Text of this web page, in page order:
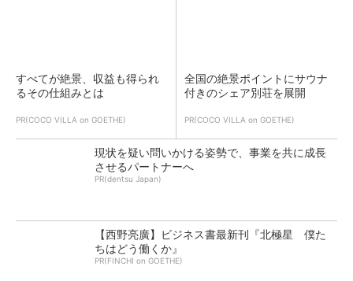
すべてが絶景、収益も得られ
るその仕組みとは
PR(COCO VILLA on GOETHE)
全国の絶景ポイントにサウナ
付きのシェア別荘を展開
PR(COCO VILLA on GOETHE)
現状を疑い問いかける姿勢で、事業を共に成長
させるパートナーへ
PR(dentsu Japan)
【西野亮廣】ビジネス書最新刊『北極星 僕た
ちはどう働くか』
PR(FINCHI on GOETHE)